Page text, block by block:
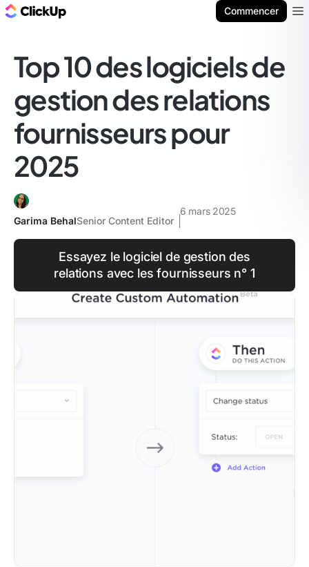
Commencer
Top 10 des logiciels de
gestion des relations
fournisseurs pour
2025
Garima BehalSenior Content Editor
6 mars 2025
Essayez le logiciel de gestion des
relations avec les fournisseurs n° 1